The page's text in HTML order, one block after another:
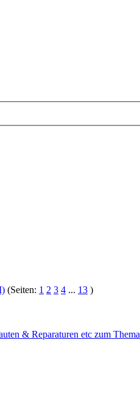
(Seiten: 1 2 3 4 ... 13 )
& Reparaturen etc zum Thema